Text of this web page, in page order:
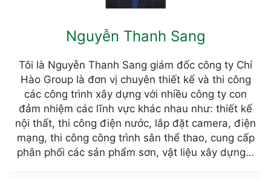
Nguyễn Thanh Sang
Tôi là Nguyễn Thanh Sang giám đốc công ty Chí
Hào Group là đơn vị chuyên thiết kế và thi công
các công trình xây dựng với nhiều công ty con
đảm nhiệm các lĩnh vực khác nhau như: thiết kế
nội thất, thi công điện nước, lắp đặt camera, điện
mạng, thi công công trình sân thể thao, cung cấp
phân phối các sản phẩm sơn, vật liệu xây dựng…